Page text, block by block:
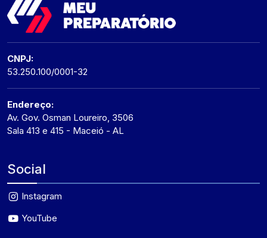
CNPJ:
53.250.100/0001-32
Endereço:
Av. Gov. Osman Loureiro, 3506
Sala 413 e 415 - Maceió - AL
Social
Instagram
YouTube